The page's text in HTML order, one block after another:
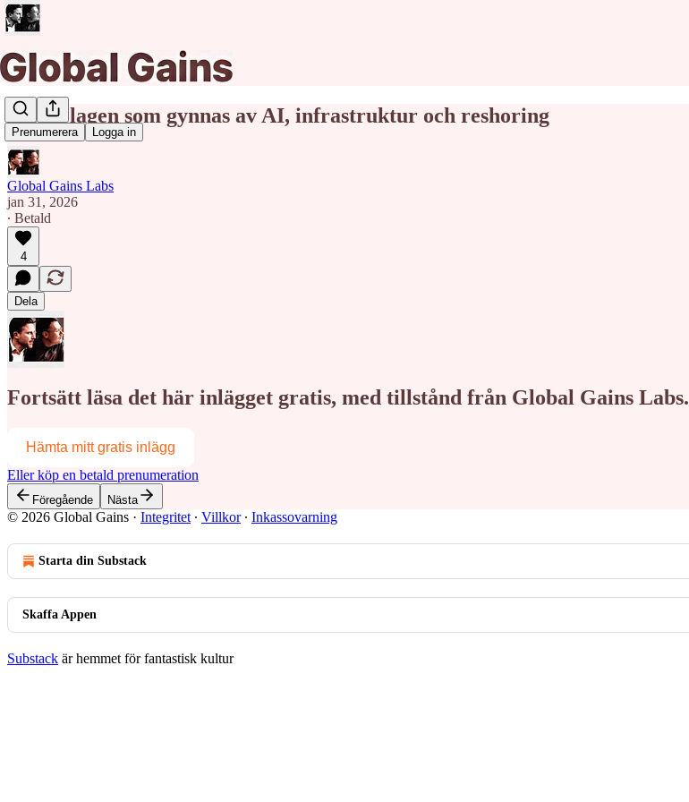
Prenumerera Logga in
Småbolagen som gynnas av AI, infrastruktur och reshoring
Global Gains Labs
jan 31, 2026
∙ Betald
4
Dela
Fortsätt läsa det här inlägget gratis, med tillstånd från Global Gains Labs.
Hämta mitt gratis inlägg
Eller köp en betald prenumeration
Föregående Nästa
© 2026 Global Gains · Integritet ∙ Villkor∙ Inkassovarning
Starta din Substack
Skaffa Appen
Substack är hemmet för fantastisk kultur